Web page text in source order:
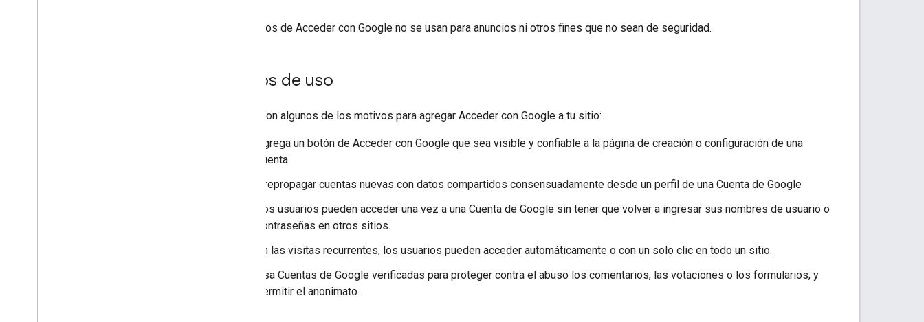
Los datos de Acceder con Google no se usan para anuncios ni otros fines que no sean de seguridad.
Casos de uso
Estos son algunos de los motivos para agregar Acceder con Google a tu sitio:
Agrega un botón de Acceder con Google que sea visible y confiable a la página de creación o configuración de una
cuenta.
Prepropagar cuentas nuevas con datos compartidos consensuadamente desde un perfil de una Cuenta de Google
Los usuarios pueden acceder una vez a una Cuenta de Google sin tener que volver a ingresar sus nombres de usuario o
contraseñas en otros sitios.
En las visitas recurrentes, los usuarios pueden acceder automáticamente o con un solo clic en todo un sitio.
Usa Cuentas de Google verificadas para proteger contra el abuso los comentarios, las votaciones o los formularios, y
permitir el anonimato.